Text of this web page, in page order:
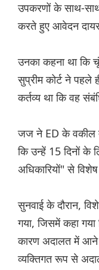
उपकरणों के साथ-
करते हुए आवेदन
उनका कहना था कि
सुप्रीम कोर्ट ने पहले
कर्तव्य था कि वह
जज ने ED के वकील
कि उन्हें 15 दिनों के
अधिकारियों" से
सुनवाई के दौरान,
गया, जिसमें कहा गया
कारण अदालत में आने
व्यक्तिगत रूप से